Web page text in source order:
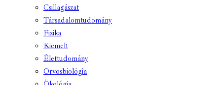
Csillagászat
Társadalomtudomány
Fizika
Kiemelt
Élettudomány
Orvosbiológia